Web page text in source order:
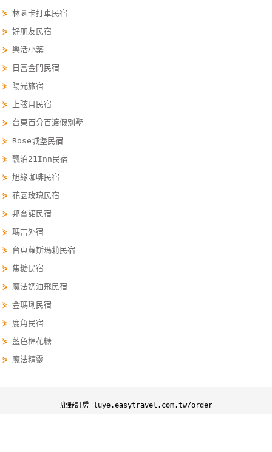
客
務
客
滿
意
度
訂
單
管
會
帳
戶
服
⋟林園卡打車民宿
⋟好朋友民宿
⋟樂活小築
⋟
日富金門民宿
⋟
陽光旅宿
⋟
上弦月民宿
⋟ 台東百分百渡假別墅
⋟ Rose城堡民宿
⋟飄泊21Inn民宿
⋟旭緣咖啡民宿
⋟花園玫瑰民宿
⋟邦喬諾民宿
⋟瑪吉外宿
⋟ 台東蘿斯瑪莉民宿
⋟焦糖民宿
⋟ 魔法奶油飛民宿
⋟金瑪琍民宿
⋟ 鹿角民宿
⋟藍色棉花糖
⋟ 魔法精靈
鹿野訂房 luye.easytravel.com.tw/order